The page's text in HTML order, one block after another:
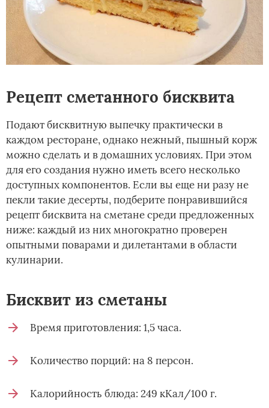
Рецепт сметанного бисквита
Подают бисквитную выпечку практически в
каждом ресторане, однако нежный, пышный корж
можно сделать и в домашних условиях. При этом
для его создания нужно иметь всего несколько
доступных компонентов. Если вы еще ни разу не
пекли такие десерты, подберите понравившийся
рецепт бисквита на сметане среди предложенных
ниже: каждый из них многократно проверен
опытными поварами и дилетантами в области
кулинарии.
Бисквит из сметаны
Время приготовления: 1,5 часа.
Количество порций: на 8 персон.
Калорийность блюда: 249 кКал/100 г.